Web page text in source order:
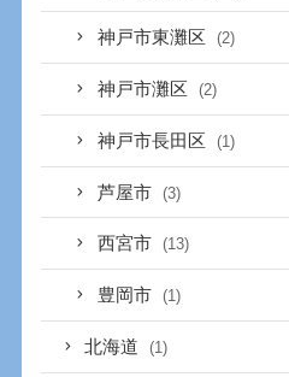
神戸市東灘区 (2)
神戸市灘区 (2)
神戸市長田区 (1)
芦屋市 (3)
西宮市 (13)
豊岡市 (1)
北海道 (1)